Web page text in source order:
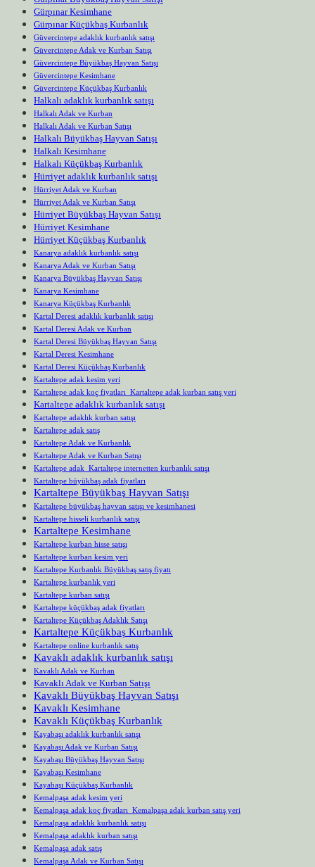
Gürpınar Kesimhane
Gürpınar Küçükbaş Kurbanlık
Güvercintepe adaklık kurbanlık satışı
Güvercintepe Adak ve Kurban Satışı
Güvercintepe Büyükbaş Hayvan Satışı
Güvercintepe Kesimhane
Güvercintepe Küçükbaş Kurbanlık
Halkalı adaklık kurbanlık satışı
Halkalı Adak ve Kurban
Halkalı Adak ve Kurban Satışı
Halkalı Büyükbaş Hayvan Satışı
Halkalı Kesimhane
Halkalı Küçükbaş Kurbanlık
Hürriyet adaklık kurbanlık satışı
Hürriyet Adak ve Kurban
Hürriyet Adak ve Kurban Satışı
Hürriyet Büyükbaş Hayvan Satışı
Hürriyet Kesimhane
Hürriyet Küçükbaş Kurbanlık
Kanarya adaklık kurbanlık satışı
Kanarya Adak ve Kurban Satışı
Kanarya Büyükbaş Hayvan Satışı
Kanarya Kesimhane
Kanarya Küçükbaş Kurbanlık
Kartal Deresi adaklık kurbanlık satışı
Kartal Deresi Adak ve Kurban
Kartal Deresi Büyükbaş Hayvan Satışı
Kartal Deresi Kesimhane
Kartal Deresi Küçükbaş Kurbanlık
Kartaltepe adak kesim yeri
Kartaltepe adak koç fiyatları Kartaltepe adak kurban satış yeri
Kartaltepe adaklık kurbanlık satışı
Kartaltepe adaklık kurban satışı
Kartaltepe adak satış
Kartaltepe Adak ve Kurbanlık
Kartaltepe Adak ve Kurban Satışı
Kartaltepe adak Kartaltepe internetten kurbanlık satışı
Kartaltepe büyükbaş adak fiyatları
Kartaltepe Büyükbaş Hayvan Satışı
Kartaltepe büyükbaş hayvan satışı ve kesimhanesi
Kartaltepe hisseli kurbanlık satışı
Kartaltepe Kesimhane
Kartaltepe kurban hisse satışı
Kartaltepe kurban kesim yeri
Kartaltepe Kurbanlık Büyükbaş satış fiyatı
Kartaltepe kurbanlık yeri
Kartaltepe kurban satışı
Kartaltepe küçükbaş adak fiyatları
Kartaltepe Küçükbaş Adaklık Satışı
Kartaltepe Küçükbaş Kurbanlık
Kartaltepe online kurbanlık satış
Kavaklı adaklık kurbanlık satışı
Kavaklı Adak ve Kurban
Kavaklı Adak ve Kurban Satışı
Kavaklı Büyükbaş Hayvan Satışı
Kavaklı Kesimhane
Kavaklı Küçükbaş Kurbanlık
Kayabaşı adaklık kurbanlık satışı
Kayabaşı Adak ve Kurban Satışı
Kayabaşı Büyükbaş Hayvan Satışı
Kayabaşı Kesimhane
Kayabaşı Küçükbaş Kurbanlık
Kemalpaşa adak kesim yeri
Kemalpaşa adak koç fiyatları Kemalpaşa adak kurban satış yeri
Kemalpaşa adaklık kurbanlık satışı
Kemalpaşa adaklık kurban satışı
Kemalpaşa adak satış
Kemalpaşa Adak ve Kurban Satışı